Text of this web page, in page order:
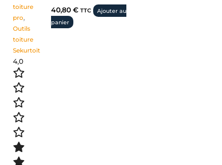
toiture
pro,
Outils
toiture
Sekurtoit
4,0
40,80 € TTC
Ajouter au
panier